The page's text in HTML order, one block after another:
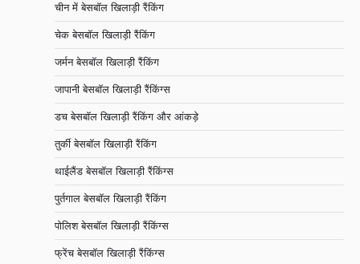
चीन में बेसबॉल खिलाड़ी रैंकिंग
चेक बेसबॉल खिलाड़ी रैंकिंग
जर्मन बेसबॉल खिलाड़ी रैंकिंग
जापानी बेसबॉल खिलाड़ी रैंकिंग्स
डच बेसबॉल खिलाड़ी रैंकिंग और आंकड़े
तुर्की बेसबॉल खिलाड़ी रैंकिंग
थाईलैंड बेसबॉल खिलाड़ी रैंकिंग्स
पुर्तगाल बेसबॉल खिलाड़ी रैंकिंग
पोलिश बेसबॉल खिलाड़ी रैंकिंग्स
फ्रेंच बेसबॉल खिलाड़ी रैंकिंग्स